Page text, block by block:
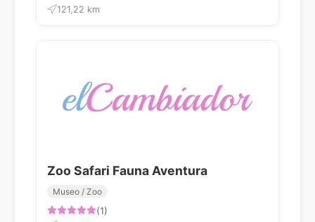
121,22 km
Zoo Safari Fauna Aventura
Museo / Zoo
(1)